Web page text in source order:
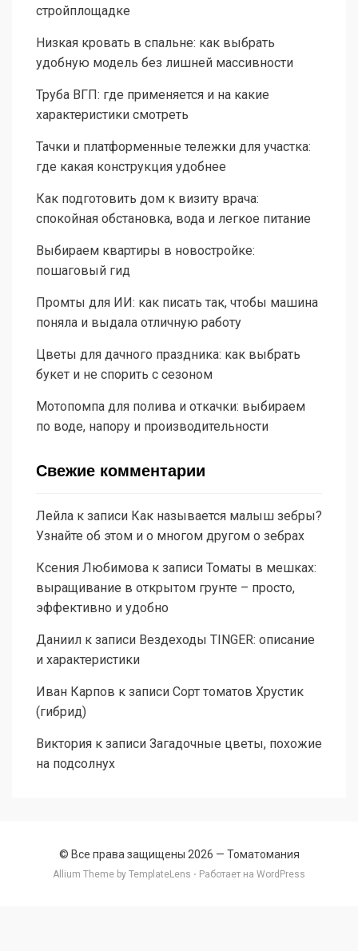
стройплощадке
Низкая кровать в спальне: как выбрать
удобную модель без лишней массивности
Труба ВГП: где применяется и на какие
характеристики смотреть
Тачки и платформенные тележки для участка:
где какая конструкция удобнее
Как подготовить дом к визиту врача:
спокойная обстановка, вода и легкое питание
Выбираем квартиры в новостройке:
пошаговый гид
Промты для ИИ: как писать так, чтобы машина
поняла и выдала отличную работу
Цветы для дачного праздника: как выбрать
букет и не спорить с сезоном
Мотопомпа для полива и откачки: выбираем
по воде, напору и производительности
Свежие комментарии
Лейла к записи Как называется малыш зебры?
Узнайте об этом и о многом другом о зебрах
Ксения Любимова к записи Томаты в мешках:
выращивание в открытом грунте – просто,
эффективно и удобно
Даниил к записи Вездеходы TINGER: описание
и характеристики
Иван Карпов к записи Сорт томатов Хрустик
(гибрид)
Виктория к записи Загадочные цветы, похожие
на подсолнух
© Все права защищены 2026 — Томатомания
Allium Theme by TemplateLens ⋅ Работает на WordPress